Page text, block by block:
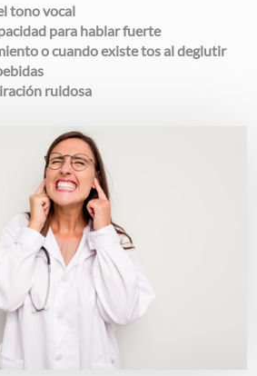
tono vocal
para hablar fuerte
o cuando existe tos al deglutir
ruidosa